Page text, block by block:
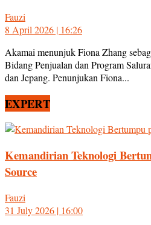
Fauzi
8 April 2026 | 16:26
Akamai menunjuk Fiona Zhang
Bidang Penjualan dan Program
dan Jepang. Penunjukan Fiona...
EXPERT
Kemandirian Teknologi
Source
Fauzi
31 July 2026 | 16:00